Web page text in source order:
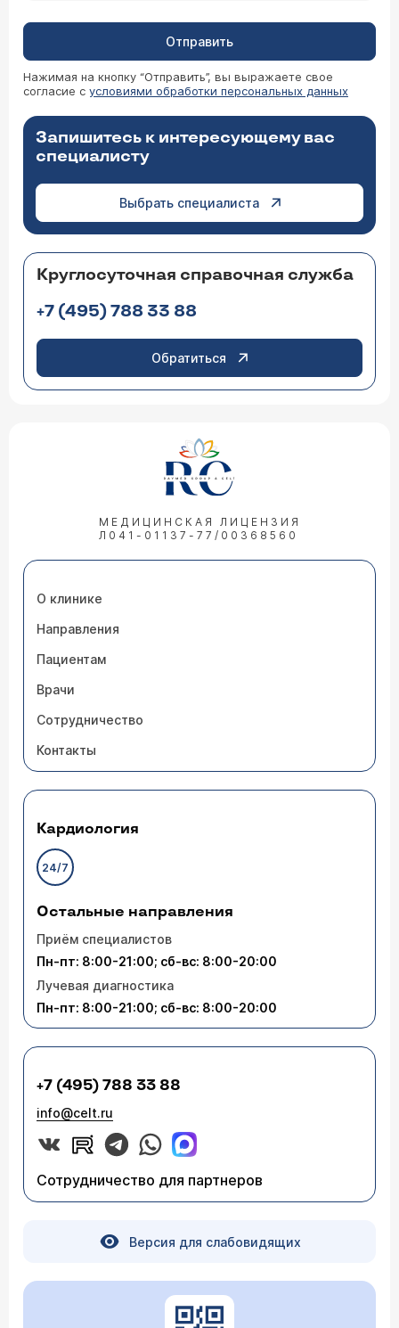
Отправить
Нажимая на кнопку “Отправить”, вы выражаете свое
согласие с условиями обработки персональных данных
Запишитесь к интересующему вас
специалисту
Выбрать специалиста
Круглосуточная справочная служба
+7 (495) 788 33 88
Обратиться
МЕДИЦИНСКАЯ ЛИЦЕНЗИЯ
Л041-01137-77/00368560
О клинике
Направления
Пациентам
Врачи
Сотрудничество
Контакты
Кардиология
24/7
Остальные направления
Приём специалистов
Пн-пт: 8:00-21:00; сб-вс: 8:00-20:00
Лучевая диагностика
Пн-пт: 8:00-21:00; сб-вс: 8:00-20:00
+7 (495) 788 33 88
info@celt.ru
Сотрудничество для партнеров
Версия для слабовидящих